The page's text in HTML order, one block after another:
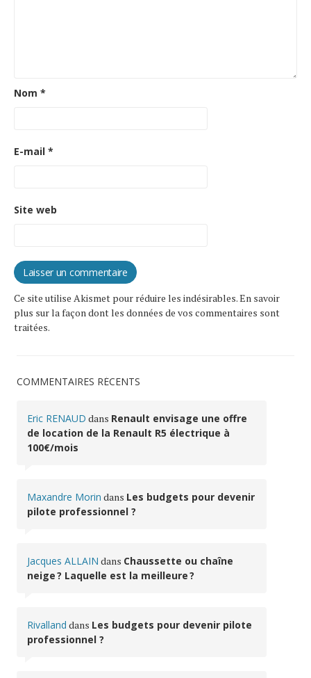
Nom *
E-mail *
Site web
Ce site utilise Akismet pour réduire les indésirables.En savoir
plus sur la façon dont les données de vos commentaires sont
traitées.
COMMENTAIRES RÉCENTS
Eric RENAUD dans Renault envisage une offre
de location de la Renault R5 électrique à
100€/mois
Maxandre Morin dans Les budgets pour devenir
pilote professionnel ?
Jacques ALLAIN dans Chaussette ou chaîne
neige ? Laquelle est la meilleure ?
Rivalland dans Les budgets pour devenir pilote
professionnel ?